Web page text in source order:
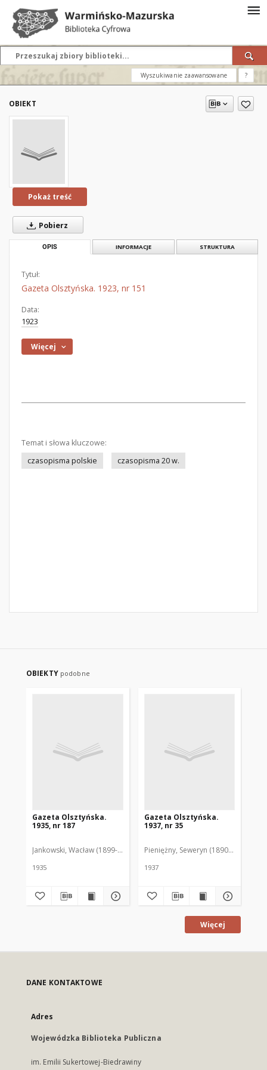
Wyszukiwanie zaawansowane ?
OBIEKT
Pokaż treść
Pobierz
OPIS INFORMACJE STRUKTURA
Tytuł:
Gazeta Olsztyńska. 1923, nr 151
Data:
1923
Więcej
Temat i słowa kluczowe:
czasopisma polskie
czasopisma 20 w.
OBIEKTY podobne
Gazeta Olsztyńska.
1935, nr 187
Jankowski, Wacław (1899-1975). Red.
1935
Gazeta Olsztyńska.
1937, nr 35
Pieniężny, Seweryn (1890-1940). Red.
1937
Więcej
DANE KONTAKTOWE
Adres
Wojewódzka Biblioteka Publiczna
im. Emilii Sukertowej-Biedrawiny